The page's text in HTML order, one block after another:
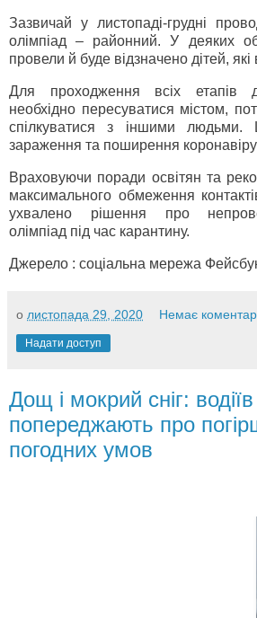
Зазвичай у листопаді-грудні
олімпіад – районний. У деяких
провели й буде відзначено дітей, які
Для проходження всіх етапів
необхідно пересуватися містом,
спілкуватися з іншими людьми.
зараження та поширення
Враховуючи поради освітян та
максимального обмеження
ухвалено рішення про
олімпіад під час карантину.
Джерело : соціальна мережа
о листопада 29, 2020 Немає
Надати доступ
Дощ і мокрий сніг:
попереджають про
погодних умов